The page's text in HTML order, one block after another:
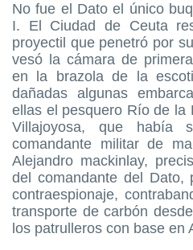
No fue el Dato el único
I. El Ciudad de Ceuta
proyectil que penetró por
vesó la cámara de
en la brazola de la
dañadas algunas
ellas el pesquero Río de la
Villajoyosa, que había
comandante militar de
Alejandro mackinlay,
del comandante del Dato,
contraespionaje,
transporte de carbón
los patrulleros con base en